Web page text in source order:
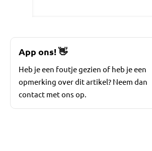
App ons!👋
Heb je een foutje gezien of heb je een
opmerking over dit artikel? Neem dan
contact met ons op.